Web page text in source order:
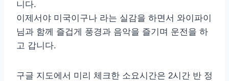
니다.
이제서야 미국이구나 라는 실감을 하면서 와이파이
님과 함께 즐겁게 풍경과 음악을 즐기며 운전을 하
고 갑니다.
구글 지도에서 미리 체크한 소요시간은 2시간 반 정